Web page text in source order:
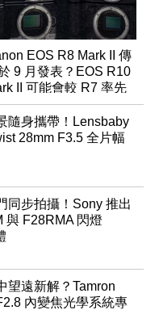
EOS R8 Mark II 傳
9 月發表？EOS R10
II 可能會較 R7 率先
隨身攜帶！Lensbaby
28mm F3.5 全片幅
同步拍攝！Sony 推出
與 F28RMA 閃燈
望遠新解？Tamron
內變焦光學系統專